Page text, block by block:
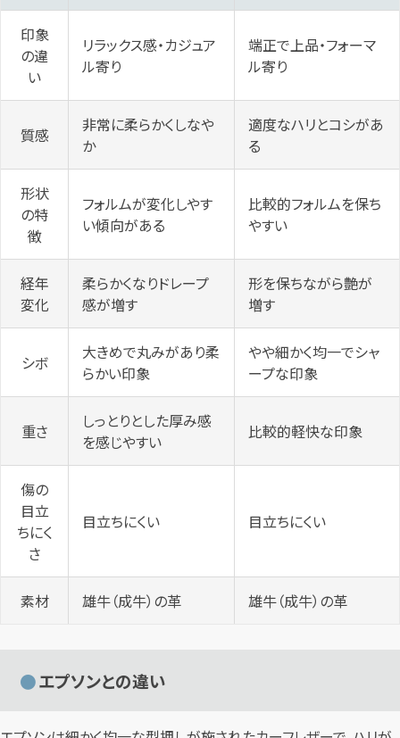
印象
の違
い
リラックス感・カジュア
ル寄り
端正で上品・フォーマ
ル寄り
質感
非常に柔らかくしなや
か
適度なハリとコシがあ
る
形状
の特
徴
フォルムが変化しやす
い傾向がある
比較的フォルムを保ち
やすい
経年
変化
柔らかくなりドレープ
感が増す
形を保ちながら艶が
増す
シボ
大きめで丸みがあり柔
らかい印象
やや細かく均一でシャ
ープな印象
重さ
しっとりとした厚み感
を感じやすい
比較的軽快な印象
傷の
目立
ちにく
さ
目立ちにくい 目立ちにくい
素材 雄牛（成牛）の革 雄牛（成牛）の革
エプソンとの違い